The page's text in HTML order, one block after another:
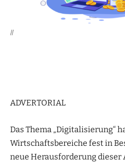
||
ADVERTORIAL
Das Thema „Digitalisierung“
Wirtschaftsbereiche fest in
neue Herausforderung dieser